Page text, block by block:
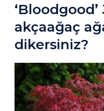
akçaağaç
dikersiniz?